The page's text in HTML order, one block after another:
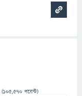
(105,570 পয়েন্ট)